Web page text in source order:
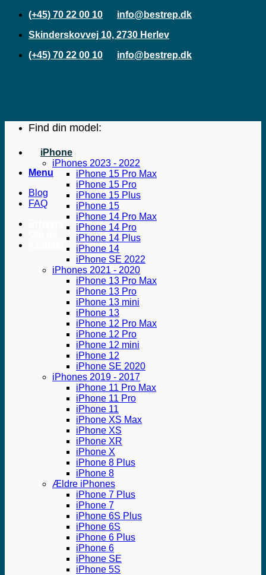
Fortsæt
indhold
(+45) 70 22 00 10
info@bestrep.dk
Skinderskovvej 10, 2730 Herlev
(+45) 70 22 00 10
info@bestrep.dk
Menu
Blog
FAQ
Find din model:
iPhone
iPhones 2023 - 2022
iPhone 15 Pro Max
iPhone 15 Pro
iPhone 15 Plus
iPhone 15
iPhone 14 Pro Max
iPhone 14 Pro
iPhone 14 Plus
iPhone 14
iPhone SE 2022
iPhones 2021 - 2020
iPhone 13 Pro Max
iPhone 13 Pro
iPhone 13 mini
iPhone 13
iPhone 12 Pro Max
iPhone 12 Pro
iPhone 12 mini
iPhone 12
iPhone SE 2020
iPhones 2019 - 2017
iPhone 11 Pro Max
iPhone 11 Pro
iPhone 11
iPhone XS Max
iPhone XS
iPhone XR
iPhone X
iPhone 8 Plus
iPhone 8
Ældre iPhones
iPhone 7 Plus
iPhone 7
iPhone 6S Plus
iPhone 6S
iPhone 6 Plus
iPhone 6
iPhone SE
iPhone 5S